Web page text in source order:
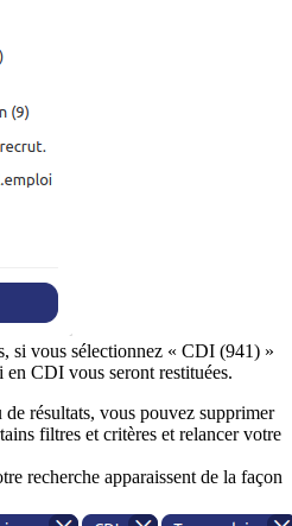
si vous sélectionnez « CDI (941) »
en CDI vous seront restituées.
résultats, vous pouvez supprimer
filtres et critères et relancer votre
recherche apparaissent de la façon